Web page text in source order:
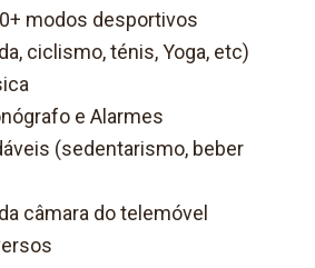
modos desportivos
ciclismo, ténis, Yoga, etc)
e Alarmes
(sedentarismo, beber
câmara do telemóvel